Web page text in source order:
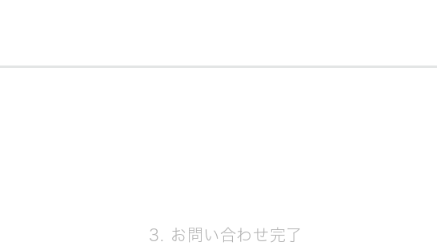
3. お問い合わせ完了